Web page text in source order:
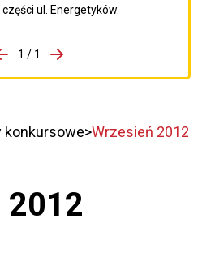
ul. Energetyków.
1 / 1
Przejdź do następnego
konkursowe Wrzesień 2012
2012